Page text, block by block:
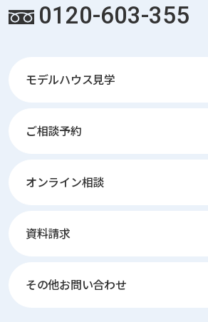
0120-603-355
モデルハウス見学
ご相談予約
オンライン相談
資料請求
その他お問い合わせ